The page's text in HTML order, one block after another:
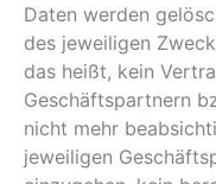
Daten werden
des jeweiligen
das heißt, kein
Geschäftspartnern
nicht mehr
jeweiligen